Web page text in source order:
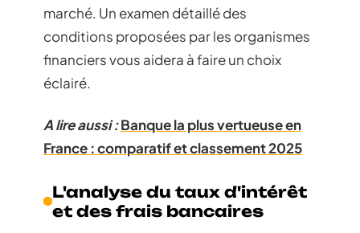
marché. Un examen détaillé des
conditions proposées par les organismes
financiers vous aidera à faire un choix
éclairé.
A lire aussi :Banque la plus vertueuse en
France : comparatif et classement 2025
L'analyse du taux d'intérêt
et des frais bancaires